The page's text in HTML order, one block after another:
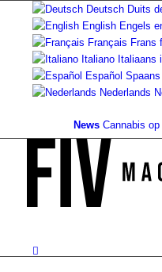
Deutsch Duits
English Engels
Français Frans
Italiano Italiaans
Español Spaans
Nederlands
News Cannabis op